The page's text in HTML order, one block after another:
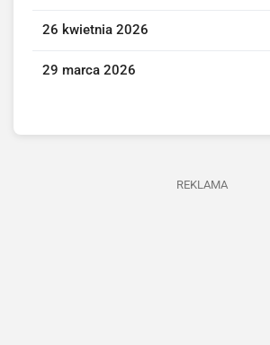
26 kwietnia 2026
29 marca 2026
REKLAMA